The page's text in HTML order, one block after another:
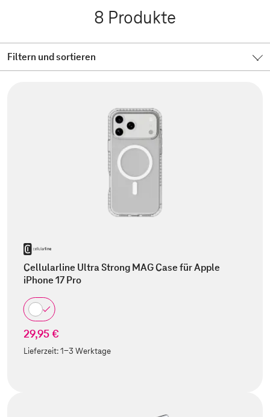
8 Produkte
Filtern und sortieren
Cellularline Ultra Strong MAG Case für Apple
iPhone 17 Pro
29,95 €
Lieferzeit:1-3 Werktage